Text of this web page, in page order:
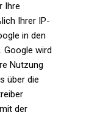
Ihre
Ihrer IP-
in den
Google wird
Nutzung
über die
der